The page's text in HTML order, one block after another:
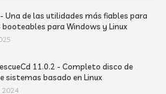
- Una de las utilidades más fiables para
booteables para Windows y Linux
11.0.2 - Completo disco de
sistemas basado en Linux
2024